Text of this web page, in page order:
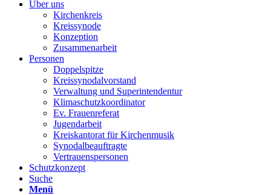
Über uns
Kirchenkreis
Kreissynode
Konzeption
Zusammenarbeit
Personen
Doppelspitze
Kreissynodalvorstand
Verwaltung und Superintendentur
Klimaschutzkoordinator
Ev. Frauenreferat
Jugendarbeit
Kreiskantorat für Kirchenmusik
Synodalbeauftragte
Vertrauenspersonen
Schutzkonzept
Suche
Menü